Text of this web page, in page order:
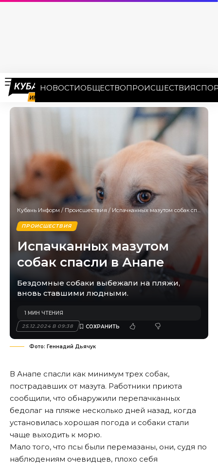
НОВОСТИОБЩЕСТВОПРОИСШЕСТВИЯ
Кубань Информ / Происшествия / Испачканных мазутом собак спасли в Анапе
ПРОИСШЕСТВИЯ
Испачканных мазутом
собак спасли в Анапе
Бездомные собаки выбежали на пляжи,
вновь ставшими людными.
25.12.2024 В 09:38
1 МИН ЧТЕНИЯ
Фото: Геннадий Дьячук
В Анапе спасли как минимум трех собак,
пострадавших от мазута. Работники приюта
сообщили, что обнаружили перепачканных
бедолаг на пляже несколько дней назад, когда
установилась хорошая погода и собаки стали
чаще выходить к морю.
Мало того, что псы были перемазаны, они, судя по
наблюдениям очевидцев, плохо себя